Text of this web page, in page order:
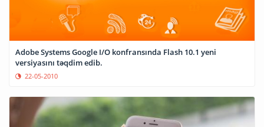
Adobe Systems Google I/O konfransında Flash 10.1 yeni
versiyasını təqdim edib.
22-05-2010